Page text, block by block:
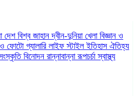
দেশ বিশ্ব জাহানদ্বীন-দুনিয়া খেলা বিজ্ঞান ও
ফোটো গ্যালারি লাইফ স্টাইলইতিহাস ঐতিহ্য
বিনোদন রান্নাবান্নারূপচর্চাস্বাস্থ্য